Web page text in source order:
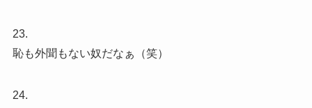
23.
恥も外聞もない奴だなぁ（笑）
24.